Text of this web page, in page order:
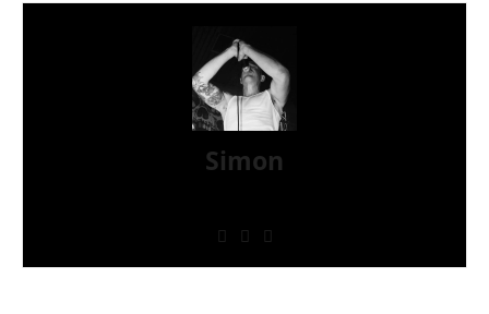
Simon